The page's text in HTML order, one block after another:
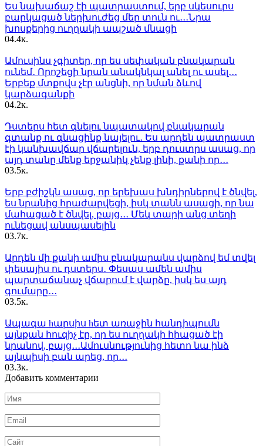
Ես նախաճաշ էի պատրաստում, երբ սկեսուրս
բարկացած ներխուժեց մեր տուն ու․․․Նրա
խոսքերից ուղղակի ապշած մնացի
04.4к.
Ամուսինս չգիտեր, որ ես սեփական բնակարան
ունեմ․ Որոշեցի նրան անակնկալ անել ու ասել․․․
Երբեք մտքովս չէր անցնի, որ նման ձևով
կարձագանքի
04.2к.
Դստերս հետ գնելու նպատակով բնակարան
գտանք ու գնացինք նայելու․ Ես արդեն պատրաստ
էի կանխավճար վճարելուն, երբ դուստրս ասաց, որ
այդ տանը մենք երջանիկ չենք լինի, քանի որ․․․
03.5к.
Երբ բժիշկն ասաց, որ երեխաս խնդիրներով է ծնվել,
ես նրանից հրաժարվեցի, իսկ տանն ասացի, որ նա
մահացած է ծնվել, բայց․․․ Մեկ տարի անց տեղի
ունեցավ անսպասելին
03.7к.
Արդեն մի քանի ամիս բնակարանս վարձով եմ տվել
փեսայիս ու դստերս․ Փեսաս ամեն ամիս
պարտաճանաչ վճարում է վարձը, իսկ ես այդ
գումարը․․․
03.5к.
Ապագա hարսիս hետ առաջին հանդիպումն
այնքան հուզիչ էր, որ ես ուղղակի հիացած էի
նրանով, բայց․․․Ամուսնությունից հետո նա ինձ
այնպիսի բան արեց, որ․․․
03.3к.
Добавить комментарии
Имя
*
Email
*
Сайт